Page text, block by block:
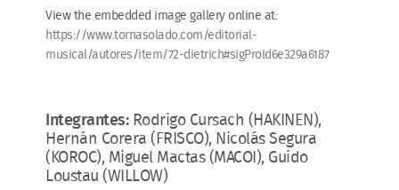
View the embedded image gallery online at:
https://www.tornasolado.com/editorial-
musical/autores/item/72-dietrich#sigProId6e329a6187
Integrantes: Rodrigo Cursach (HAKINEN),
Hernán Corera (FRISCO), Nicolás Segura
(KOROC), Miguel Mactas (MACOI), Guido
Loustau (WILLOW)